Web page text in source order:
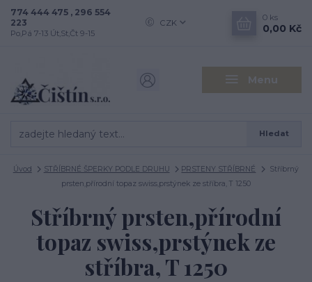
Menu
CZK
Hledat
774 444 475 , 296 554
223
Po,Pá 7-13 Út,St,Čt 9-15
0 ks
0,00 Kč
Úvod STŘÍBRNÉ ŠPERKY PODLE DRUHU PRSTENY STŘÍBRNÉ
Stříbrný
prsten,přírodní topaz swiss,prstýnek ze stříbra, T 1250
Stříbrný prsten,přírodní
topaz swiss,prstýnek ze
stříbra, T 1250